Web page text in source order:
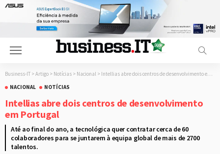
Business-IT > Artigo > Notícias > Nacional > Intellias abre dois centros de desenvolvimento em Portugal
NACIONAL
NOTÍCIAS
Intellias abre dois centros de desenvolvimento
em Portugal
Até ao final do ano, a tecnológica quer contratar cerca de 60
colaboradores para se juntarem à equipa global de mais de 2700
talentos.